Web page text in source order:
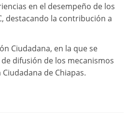
en el desempeño de los
destacando la contribución a
Ciudadana, en la que se
difusión de los mecanismos
de Chiapas.